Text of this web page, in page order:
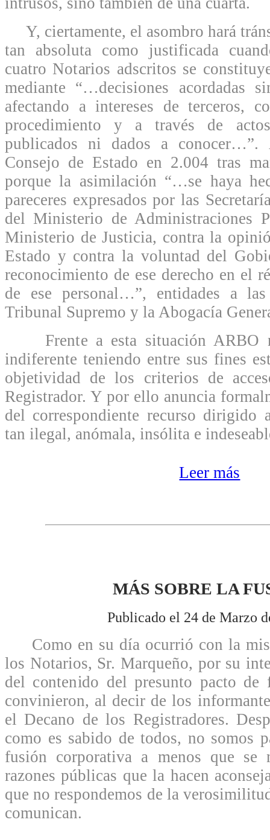
Y, ciertamente, el asombro hará
tan absoluta como justificada
cuatro Notarios adscritos se
mediante “…decisiones acordadas
afectando a intereses de terceros,
procedimiento y a través de
publicados ni dados a
Consejo de Estado en 2.004 tras
porque la asimilación “…se haya
pareceres expresados por las
del Ministerio de Administraciones
Ministerio de Justicia, contra la
Estado y contra la voluntad del
reconocimiento de ese derecho en el
de ese personal…”, entidades a
Tribunal Supremo y la Abogacía
Frente a esta situación ARBO
indiferente teniendo entre sus fines
objetividad de los criterios de
Registrador. Y por ello anuncia
del correspondiente recurso dirigido
tan ilegal, anómala, insólita e
Leer más
MÁS SOBRE LA
Publicado el 24 de Marzo
Como en su día ocurrió con la
los Notarios, Sr. Marqueño, por su
del contenido del presunto pacto
convinieron, al decir de los
el Decano de los Registradores.
como es sabido de todos, no somos
fusión corporativa a menos que se
razones públicas que la hacen
que no respondemos de la
comunican.